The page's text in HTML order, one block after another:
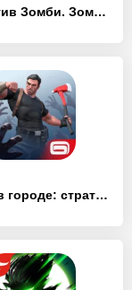
А4 против Зомби. Зомбатл.
Зомби в городе: стратегия и выживание